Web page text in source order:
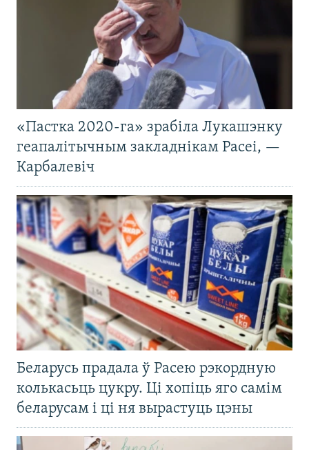
«Пастка 2020-га» зрабіла Лукашэнку
геапалітычным закладнікам Расеі, —
Карбалевіч
Беларусь прадала ў Расею рэкордную
колькасьць цукру. Ці хопіць яго самім
беларусам і ці ня вырастуць цэны